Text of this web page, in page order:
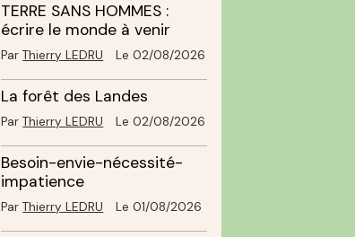
TERRE SANS HOMMES :
écrire le monde à venir
ParThierry LEDRU Le 02/08/2026
La forêt des Landes
ParThierry LEDRU Le 02/08/2026
Besoin-envie-nécessité-
impatience
ParThierry LEDRU Le 01/08/2026